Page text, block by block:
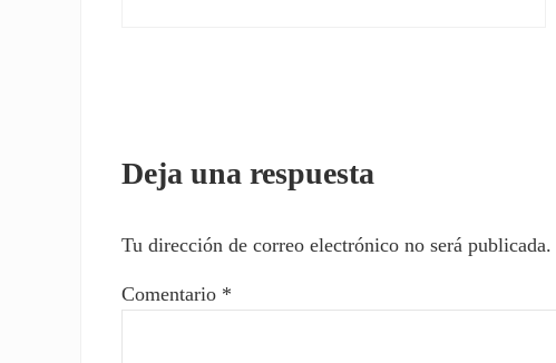
Deja una respuesta
Tu dirección de correo electrónico no será publicada.
Comentario *